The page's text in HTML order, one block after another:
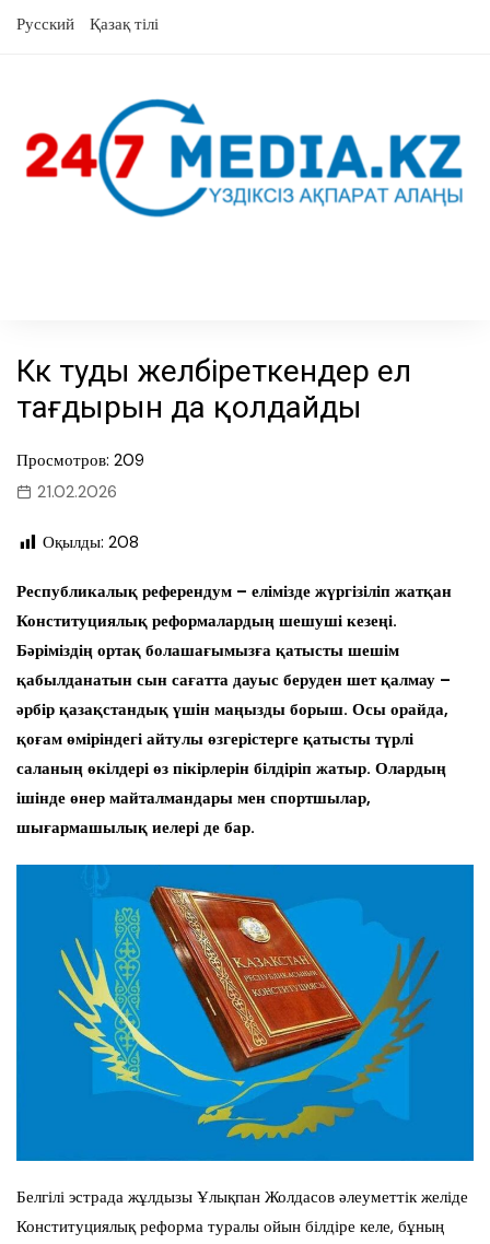
Русский Қазақ тілі
Көк туды желбіреткендер ел
тағдырын да қолдайды
Просмотров: 209
21.02.2026
Оқылды: 208
Республикалық референдум – елімізде жүргізіліп жатқан
Конституциялық реформалардың шешуші кезеңі.
Бәріміздің ортақ болашағымызға қатысты шешім
қабылданатын сын сағатта дауыс беруден шет қалмау –
әрбір қазақстандық үшін маңызды борыш. Осы орайда,
қоғам өміріндегі айтулы өзгерістерге қатысты түрлі
саланың өкілдері өз пікірлерін білдіріп жатыр. Олардың
ішінде өнер майталмандары мен спортшылар,
шығармашылық иелері де бар.
Белгілі эстрада жұлдызы Ұлықпан Жолдасов әлеуметтік желіде
Конституциялық реформа туралы ойын білдіре келе, бұның